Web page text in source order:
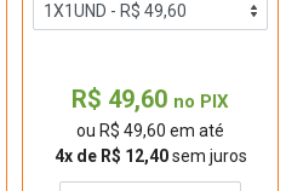
R$ 49,60 no PIX
ou R$ 49,60 em até
4x de R$ 12,40sem juros